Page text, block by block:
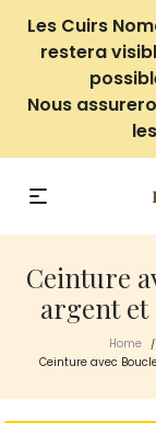
Les Cuirs
restera
Nous
Ceinture
argent
Home /
Ceinture avec